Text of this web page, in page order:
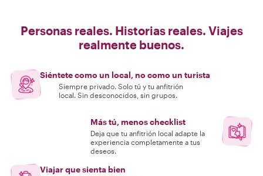
Personas reales. Historias reales. Viajes
realmente buenos.
Siéntete como un local, no como un turista
Siempre privado. Solo tú y tu anfitrión
local. Sin desconocidos, sin grupos.
Más tú, menos checklist
Deja que tu anfitrión local adapte la
experiencia completamente a tus
deseos.
Viajar que sienta bien